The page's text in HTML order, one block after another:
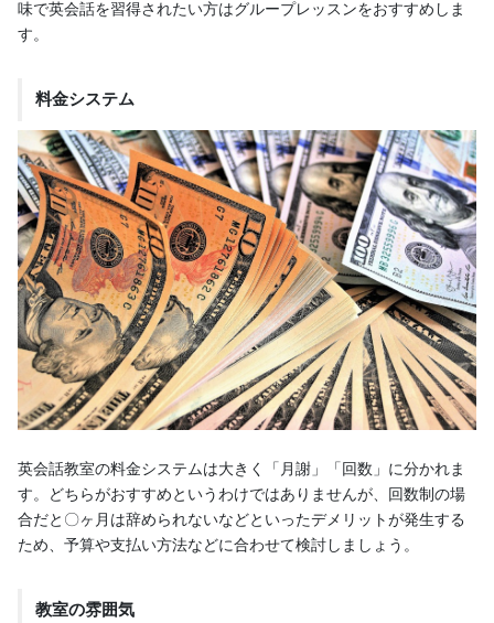
味で英会話を習得されたい方はグループレッスンをおすすめしま
す。
料金システム
英会話教室の料金システムは大きく「月謝」「回数」に分かれま
す。どちらがおすすめというわけではありませんが、回数制の場
合だと〇ヶ月は辞められないなどといったデメリットが発生する
ため、予算や支払い方法などに合わせて検討しましょう。
教室の雰囲気